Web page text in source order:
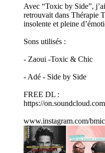
Avec “Toxic by Side”,
retrouvait dans Thérapie
insolente et pleine
Sons utilisés :
- Zaoui -Toxic & Chic
- Adé - Side by Side
FREE DL :
https://
www.instagram.com/